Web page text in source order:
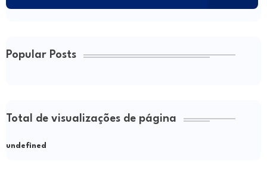
Popular Posts
Total de visualizações de página
und efned